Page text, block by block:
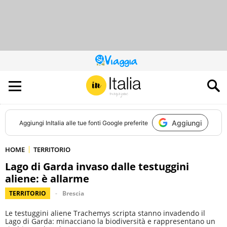
QUESTO
SITO
CONTRIBUISCE
ALL’AUDIENCE
DI
Aggiungi InItalia alle tue fonti Google preferite Aggiungi
HOME TERRITORIO
Lago di Garda invaso dalle testuggini
aliene: è allarme
TERRITORIO Brescia
Le testuggini aliene Trachemys scripta stanno invadendo il
Lago di Garda: minacciano la biodiversità e rappresentano un